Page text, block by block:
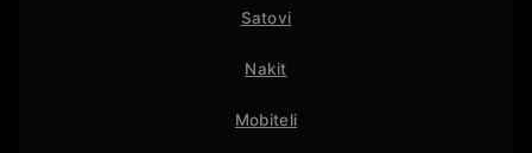
Satovi
Nakit
Mobiteli